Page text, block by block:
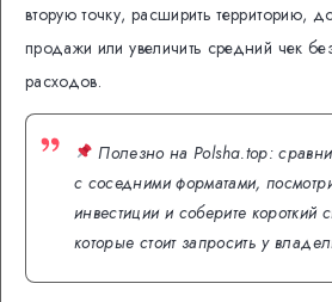
вторую точку, расширить территорию,
продажи или увеличить средний чек
расходов.
Полезно на Polsha.top:
с соседними форматами,
инвестиции и соберите короткий
которые стоит запросить у